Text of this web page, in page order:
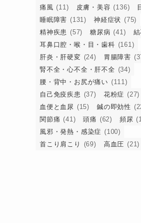
痛風 (11) 皮膚・美容 (136)
睡眠障害 (131) 神経症状 (75)
精神疾患 (57) 糖尿病 (41)
耳鼻口腔・喉・目・歯科 (161)
肝炎・肝硬変 (24) 胃腸障害
腎不全・心不全・肝不全 (34)
腰・背中・お尻が痛い (111)
自己免疫疾患 (37) 花粉症 (27)
血便と血尿 (15) 鍼の即効性
関節痛 (41) 頭痛 (62) 頻尿
風邪・発熱・感染症 (100)
首こり肩こり
(69) 高血圧 (21)